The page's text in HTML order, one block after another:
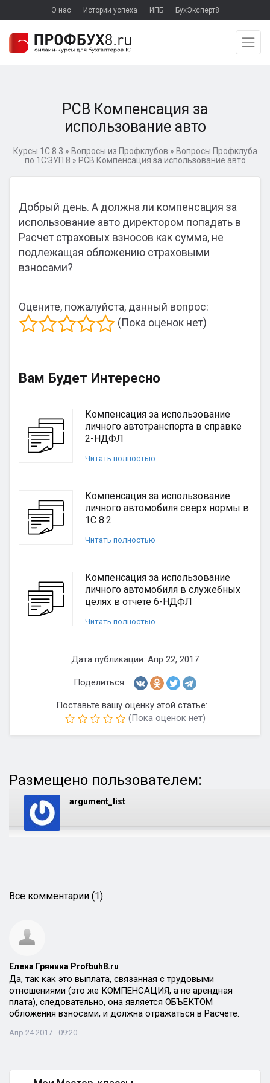
О нас Истории успеха ИПБ БухЭксперт8
РСВ Компенсация за
использование авто
Курсы 1С 8.3 » Вопросы из Профклубов » Вопросы Профклуба
по 1С:ЗУП 8 » РСВ Компенсация за использование авто
Добрый день. А должна ли компенсация за
использование авто директором попадать в
Расчет страховых взносов как сумма, не
подлежащая обложению страховыми
взносами?
Оцените, пожалуйста, данный вопрос:
(Пока оценок нет)
Вам Будет Интересно
Компенсация за использование
личного автотранспорта в справке
2-НДФЛ
Читать полностью
Компенсация за использование
личного автомобиля сверх нормы в
1С 8.2
Читать полностью
Компенсация за использование
личного автомобиля в служебных
целях в отчете 6-НДФЛ
Читать полностью
Дата публикации: Апр 22, 2017
Поделиться:
Поставьте вашу оценку этой статье:
(Пока оценок нет)
Размещено пользователем:
argument_list
Все комментарии (1)
Елена Грянина Profbuh8.ru
Да, так как это выплата, связанная с трудовыми
отношениями (это же КОМПЕНСАЦИЯ, а не арендная
плата), следовательно, она является ОБЪЕКТОМ
обложения взносами, и должна отражаться в Расчете.
Апр 24 2017 - 09:20